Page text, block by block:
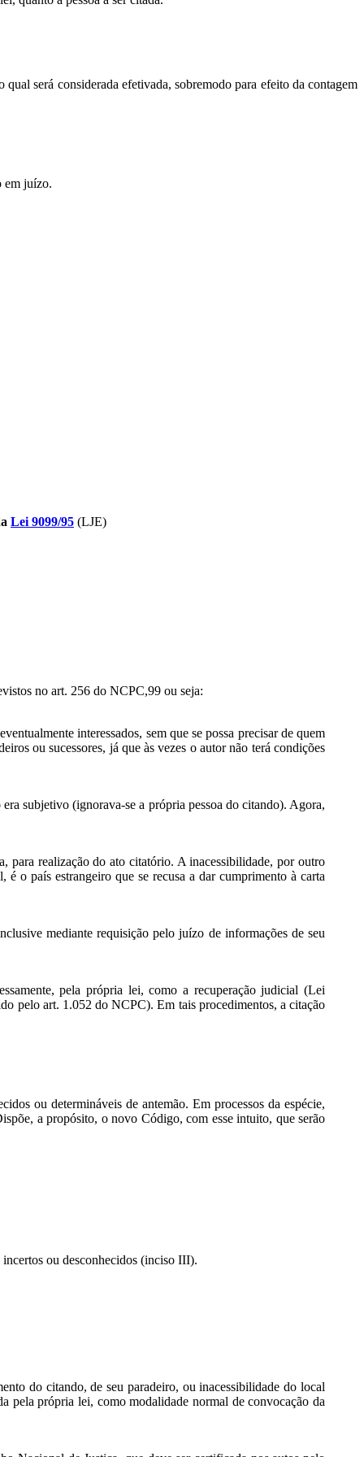
será considerada efetivada, sobremodo para efeito da contagem
em juízo.
Lei 9099/95 (LJE)
no art. 256 do NCPC,99 ou seja:
interessados, sem que se possa precisar de quem
ou sucessores, já que às vezes o autor não terá condições
subjetivo (ignorava-se a própria pessoa do citando). Agora,
para realização do ato citatório. A inacessibilidade, por outro
o país estrangeiro que se recusa a dar cumprimento à carta
mediante requisição pelo juízo de informações de seu
pela própria lei, como a recuperação judicial (Lei
pelo art. 1.052 do NCPC). Em tais procedimentos, a citação
ou determináveis de antemão. Em processos da espécie,
a propósito, o novo Código, com esse intuito, que serão
incertos ou desconhecidos (inciso III).
do citando, de seu paradeiro, ou inacessibilidade do local
pela própria lei, como modalidade normal de convocação da